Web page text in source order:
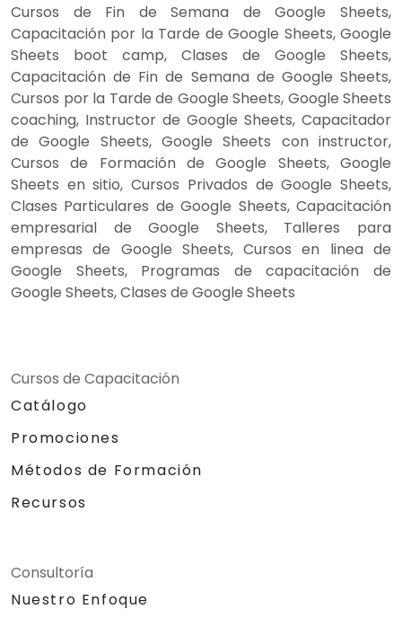
Cursos de Fin de Semana de Google Sheets,
Capacitación por la Tarde de Google Sheets, Google
Sheets boot camp, Clases de Google Sheets,
Capacitación de Fin de Semana de Google Sheets,
Cursos por la Tarde de Google Sheets, Google Sheets
coaching, Instructor de Google Sheets, Capacitador
de Google Sheets, Google Sheets con instructor,
Cursos de Formación de Google Sheets, Google
Sheets en sitio, Cursos Privados de Google Sheets,
Clases Particulares de Google Sheets, Capacitación
empresarial de Google Sheets, Talleres para
empresas de Google Sheets, Cursos en linea de
Google Sheets, Programas de capacitación de
Google Sheets, Clases de Google Sheets
Cursos de Capacitación
Catálogo
Promociones
Métodos de Formación
Recursos
Consultoría
Nuestro Enfoque